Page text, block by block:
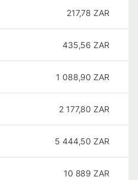
217,78 ZAR
435,56 ZAR
1 088,90 ZAR
2 177,80 ZAR
5 444,50 ZAR
10 889 ZAR